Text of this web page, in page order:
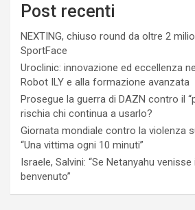
Post recenti
NEXTING, chiuso round da oltre 2
SportFace
Uroclinic: innovazione ed eccellenza
Robot ILY e alla formazione avanzata
Prosegue la guerra di DAZN contro il
rischia chi continua a usarlo?
Giornata mondiale contro la violenza
“Una vittima ogni 10 minuti”
Israele, Salvini: “Se Netanyahu
benvenuto”